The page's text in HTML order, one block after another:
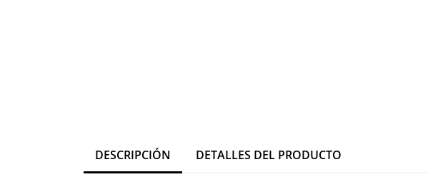
DESCRIPCIÓN DETALLES DEL PRODUCTO